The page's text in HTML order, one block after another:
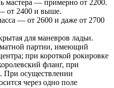
мастера — примерно от 2200.
от 2400 и выше.
— от 2600 и даже от 2700
для маневров ладьи.
партии, имеющий
при короткой рокировке
фланг, при
осуществлении
через одно поле